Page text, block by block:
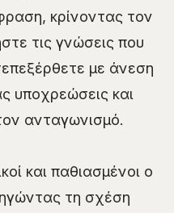
κρίνοντας τον
τις γνώσεις που
με άνεση
υποχρεώσεις και
ανταγωνισμό.
και παθιασμένοι ο
τη σχέση